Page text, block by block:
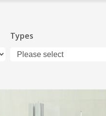
Types